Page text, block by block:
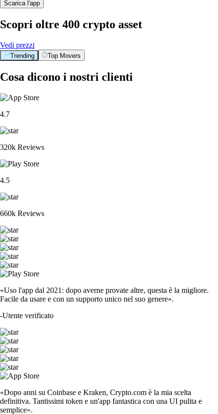
Scarica l'app
Scopri oltre 400 crypto asset
Vedi prezzi
Trending Top Movers
Cosa dicono i nostri clienti
4.7
320k Reviews
4.5
660k Reviews
«Uso l'app dal 2021: dopo averne provate altre, questa è la migliore.
Facile da usare e con un supporto unico nel suo genere».
-Utente verificato
«Dopo anni su Coinbase e Kraken, Crypto.com è la mia scelta
definitiva. Tantissimi token e un'app fantastica con una UI pulita e
semplice».